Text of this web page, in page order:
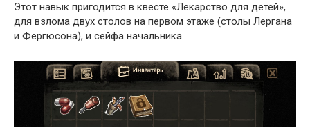
Этот навык пригодится в квесте «Лекарство для детей»,
для взлома двух столов на первом этаже (столы Лергана
и Фергюсона), и сейфа начальника.